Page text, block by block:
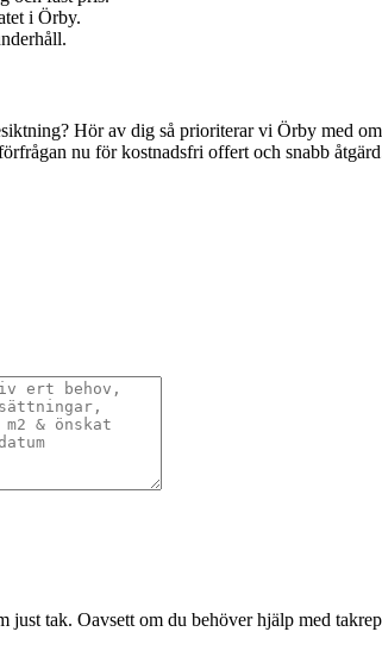
i Örby.
Hör av dig så prioriterar vi Örby med
nu för kostnadsfri offert och snabb
tak. Oavsett om du behöver hjälp med